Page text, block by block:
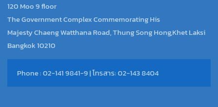
120 Moo 9 floor
The Government Complex Commemorating His
Majesty Chaeng Watthana Road, Thung Song Hong,Khet Laksi
Bangkok 10210
Phone : 02-141 9841-9 | โทรสาร: 02-143 8404